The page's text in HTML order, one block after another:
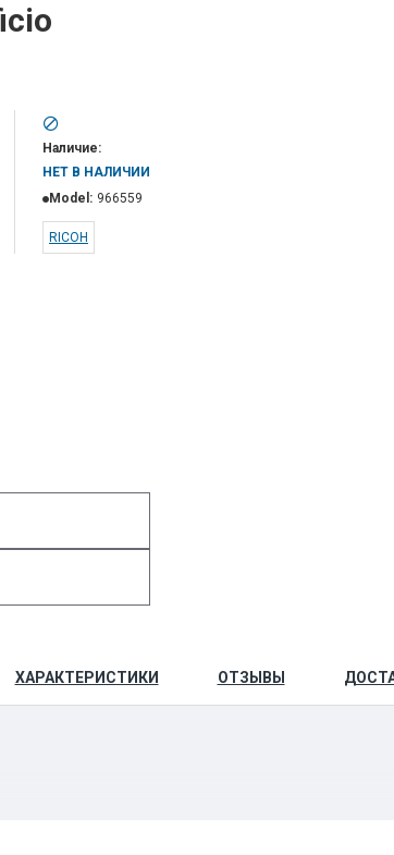
Наличие:
НЕТ В НАЛИЧИИ
Model: 966559
RICOH
ХАРАКТЕРИСТИКИ ОТЗЫВЫ